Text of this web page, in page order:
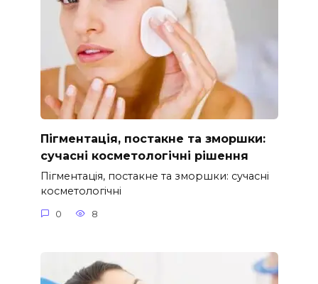
Пігментація, постакне та зморшки:
сучасні косметологічні рішення
Пігментація, постакне та зморшки: сучасні
косметологічні
0 8